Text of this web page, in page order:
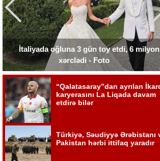
İtaliyada oğluna 3 gün toy etdi, 6 milyon
xərclədi - Foto